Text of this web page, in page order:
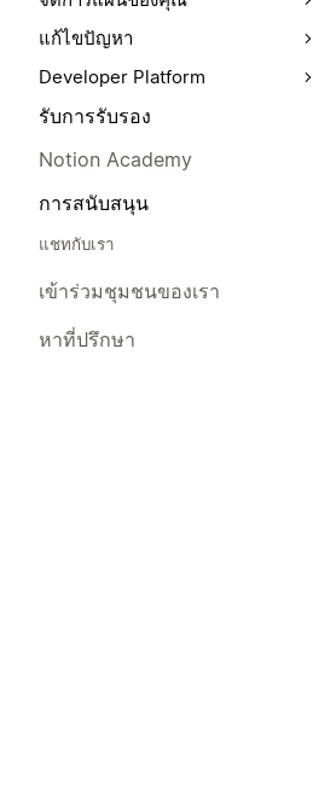
แก้ไขปัญหา
Developer Platform
รับการรับรอง
Notion Academy
การสนับสนุน
แชทกับเรา
เข้าร่วมชุมชนของเรา
หาที่ปรึกษา